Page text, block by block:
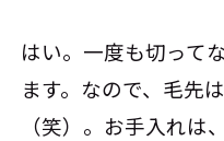
はい。一度も切って
ます。なので、毛先
（笑）。お手入れは